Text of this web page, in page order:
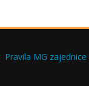
Pravila MG zajednice